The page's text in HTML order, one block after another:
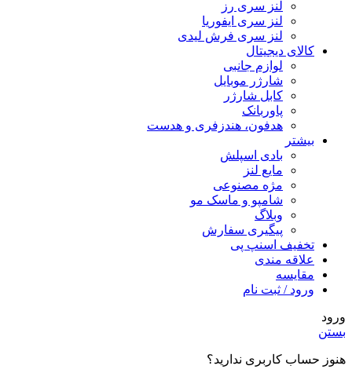
لنز سری رز
لنز سری ایفوریا
لنز سری فرش لیدی
کالای دیجیتال
لوازم جانبی
شارژر موبایل
کابل شارژر
پاوربانک
هدفون، هندزفری و هدست
بیشتر
بادی اسپلش
مایع لنز
مژه مصنوعی
شامپو و ماسک مو
وبلاگ
پیگیری سفارش
تخفیف اسنپ پی
علاقه مندی
مقایسه
ورود / ثبت نام
ورود
بستن
هنوز حساب کاربری ندارید؟